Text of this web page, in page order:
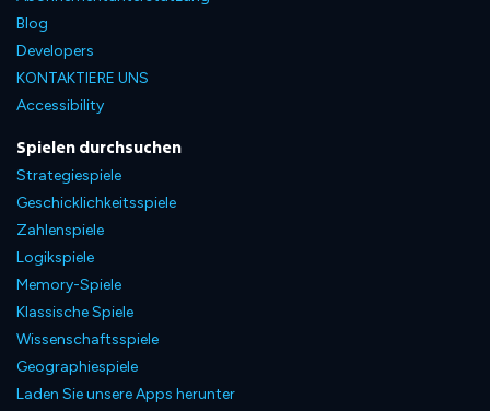
Blog
Developers
KONTAKTIERE UNS
Accessibility
Spielen durchsuchen
Strategiespiele
Geschicklichkeitsspiele
Zahlenspiele
Logikspiele
Memory-Spiele
Klassische Spiele
Wissenschaftsspiele
Geographiespiele
Laden Sie unsere Apps herunter